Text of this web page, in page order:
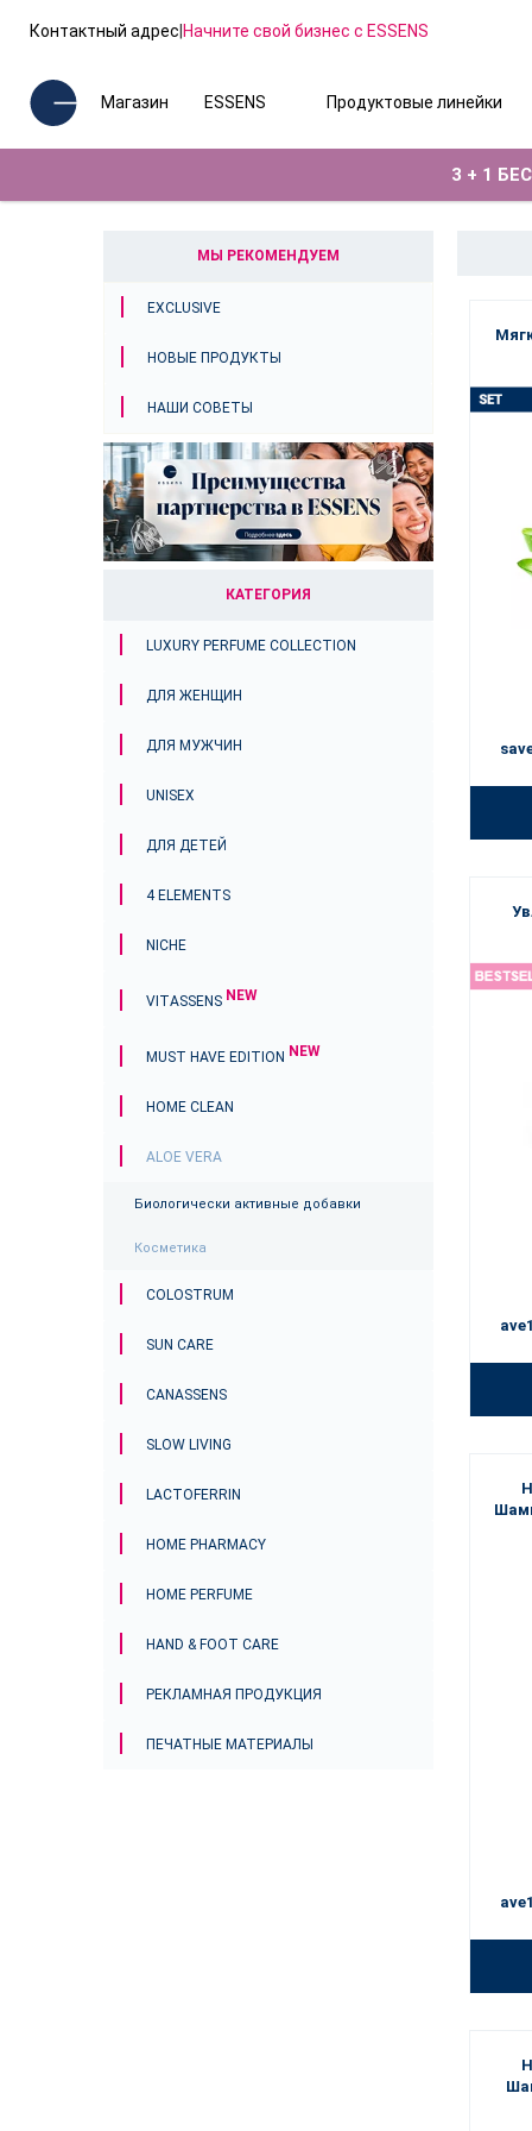
Контактный адрес|Начните свой бизнес с ESSENS
Магазин ESSENS Продуктовые линейки
3 + 1
МЫ РЕКОМЕНДУЕМ
EXCLUSIVE
НОВЫЕ ПРОДУКТЫ
НАШИ СОВЕТЫ
КАТЕГОРИЯ
LUXURY PERFUME COLLECTION
ДЛЯ ЖЕНЩИН
ДЛЯ МУЖЧИН
UNISEX
ДЛЯ ДЕТЕЙ
4 ELEMENTS
NICHE
VITASSENS NEW
MUST HAVE EDITION NEW
HOME CLEAN
ALOE VERA
Биологически активные добавки
Косметика
COLOSTRUM
SUN CARE
CANASSENS
SLOW LIVING
LACTOFERRIN
HOME PHARMACY
HOME PERFUME
HAND & FOOT CARE
РЕКЛАМНАЯ ПРОДУКЦИЯ
ПЕЧАТНЫЕ МАТЕРИАЛЫ